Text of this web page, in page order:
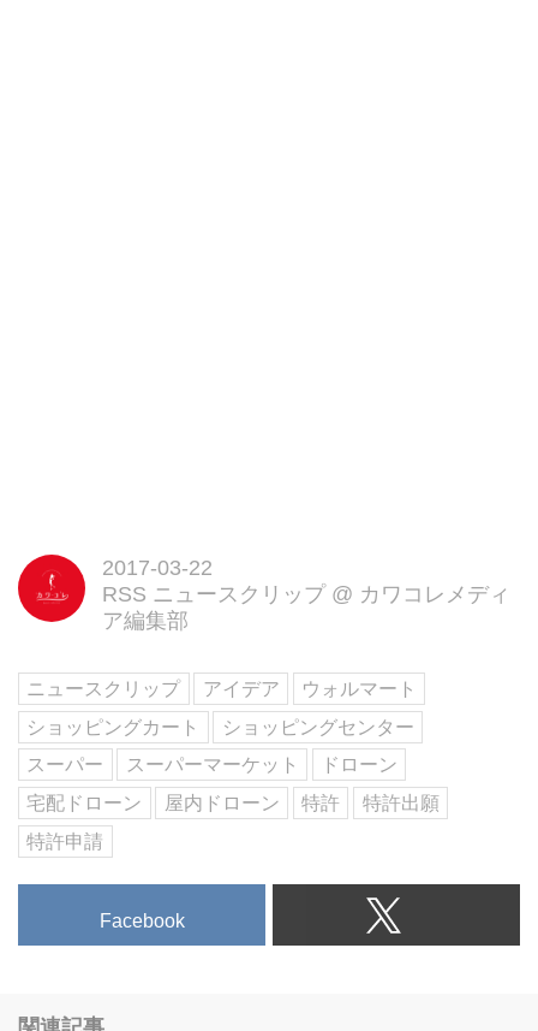
2017-03-22
RSS ニュースクリップ @ カワコレメディ
ア編集部
ニュースクリップ アイデア
ウォルマート
ショッピングカート
ショッピングセンター
スーパー
スーパーマーケット
ドローン
宅配ドローン
屋内ドローン 特許
特許出願
特許申請
Facebook